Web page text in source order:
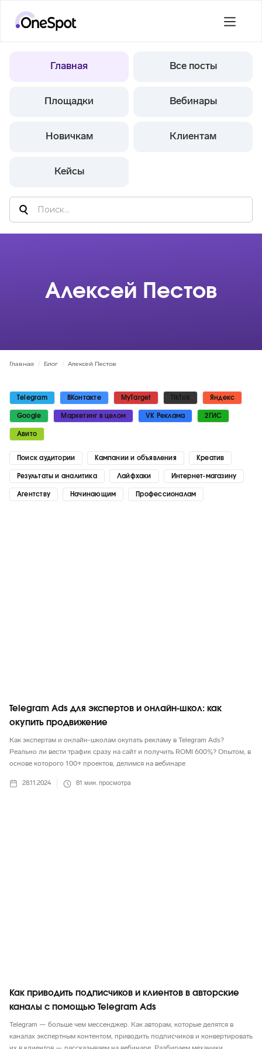
Главная Все посты
Площадки Вебинары
Новичкам Клиентам
Кейсы
Алексей Пестов
Главная / Блог / Алексей Пестов
Telegram ВКонтакте MyTarget TikTok Яндекс
Google Маркетинг в целом VK Реклама 2ГИС
Авито
Поиск аудитории Кампании и объявления Креатив
Результаты и аналитика Лайфхаки Интернет-магазину
Агентству Начинающим Профессионалам
Telegram Ads для экспертов и онлайн-школ: как
окупить продвижение
Как экспертам и онлайн-школам окупать рекламу в Telegram Ads?
Реально ли вести трафик сразу на сайт и получить ROMI 600%? Опытом, в
основе которого 100+ проектов, делимся на вебинаре
28.11.2024 81 мин. просмотра
Как приводить подписчиков и клиентов в авторские
каналы с помощью Telegram Ads
Telegram — больше чем мессенджер. Как авторам, которые делятся в
каналах экспертным контентом, приводить подписчиков и конвертировать